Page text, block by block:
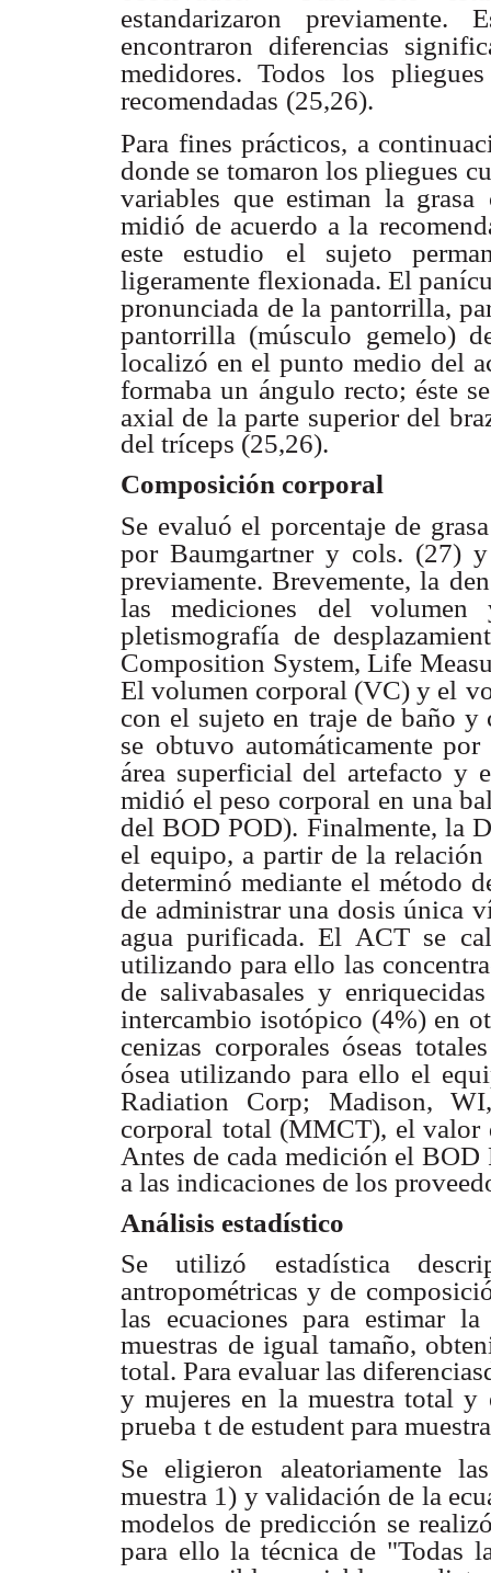
estandarizaron previamente.
encontraron diferencias
medidores. Todos
los
recomendadas (25,26).
Para fines prácticos, a
donde se tomaron los pliegues
variables que estiman la grasa
midió de acuerdo a la
este estudio
el sujeto
ligeramente flexionada. El
pronunciada de la pantorrilla,
pantorrilla (músculo gemelo)
localizó en el punto medio del
formaba un ángulo recto; éste
axial de la parte superior del
del tríceps (25,26).
Composición corporal
Se evaluó el porcentaje de
por Baumgartner y cols. (27)
previamente. Brevemente, la
las mediciones
del volumen
pletismografía de
Composition System, Life
El volumen corporal (VC) y el
con el sujeto en traje de baño y
se obtuvo automáticamente
área superficial del artefacto y
midió el peso corporal en una
del BOD POD). Finalmente, la
el equipo, a partir de la
determinó mediante el método
de administrar una dosis única
agua purificada. El ACT se
utilizando para ello las
de salivabasales y
intercambio isotópico (4%) en
cenizas corporales óseas
ósea utilizando para ello el
Radiation Corp;
Madison,
corporal total (MMCT), el valor
Antes de cada medición el
a las indicaciones de los
Análisis estadístico
Se utilizó estadística
antropométricas y de
las ecuaciones para estimar
muestras de igual tamaño,
total. Para evaluar las
y mujeres en la muestra total y
prueba t de estudent para
Se eligieron aleatoriamente
muestra 1) y validación de la
modelos de predicción se
para ello la técnica de "Todas